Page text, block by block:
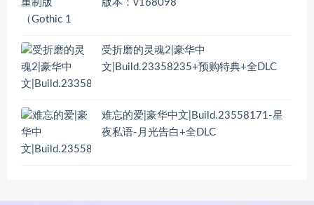
版本：v168098
受折磨的灵魂2|豪华中
文|Build.23358235+预购特典+全DLC
难忘的爱|豪华中文|Build.23558171-星
夜私语-月光告白+全DLC